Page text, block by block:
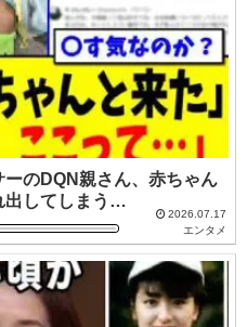
ーのDQN親さん、赤ちゃん
出してしまう…
2026.07.17
エンタメ